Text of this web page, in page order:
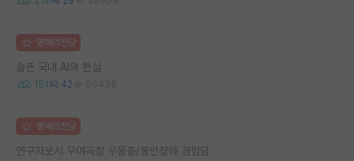
명예의전당
슬픈 국내 AI의 현실
151 42 59435
명예의전당
연구자로서 우여곡절 우울증/불안장애 경험담